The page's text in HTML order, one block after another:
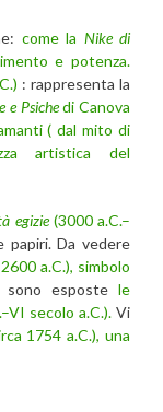
come la Nike di
e potenza.
: rappresenta la
e Psichedi Canova
( dal mito di
artistica del
egizie(3000 a.C.–
papiri. Da vedere
a.C.), simbolo
sono esposte le
secolo a.C.). Vi
1754 a.C.), una